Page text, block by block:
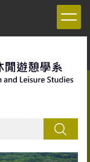
搜尋